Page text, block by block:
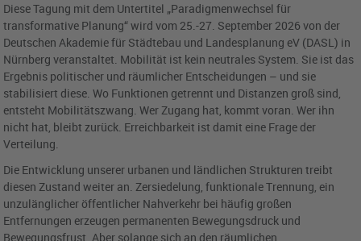
Diese Tagung mit dem Untertitel „Paradigmenwechsel für
transformative Planung“ wird vom 25.-27. September 2026 von der
Deutschen Akademie für Städtebau und Landesplanung eV (DASL) in
Nürnberg veranstaltet. Mobilität ist kein neutrales System. Sie ist das
Ergebnis politischer und räumlicher Entscheidungen – und sie
stabilisiert diese. Wo Funktionen getrennt und Distanzen groß sind,
entsteht Mobilitätszwang. Wer Zugang hat, kommt voran. Wer ihn
nicht hat, bleibt zurück. Erreichbarkeit ist damit eine Frage der
Verteilung.
Die Entwicklung unserer urbanen und ländlichen Strukturen treibt
diesen Zustand weiter an. Zersiedelung, funktionale Trennung, ein
unzulänglicher öffentlicher Nahverkehr bei häufig großen
Entfernungen erzeugen permanenten Bewegungsdruck und
Bewegungsfrust. Aber solange sich an den räumlichen